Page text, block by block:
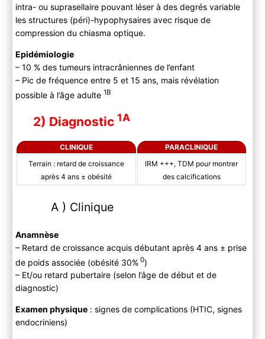
intra- ou suprasellaire pouvant léser à des degrés variable
les structures (péri)-hypophysaires avec risque de
compression du chiasma optique.
Epidémiologie
– 10 % des tumeurs intracrâniennes de l’enfant
– Pic de fréquence entre 5 et 15 ans, mais révélation
possible à l’âge adulte 1B
2) Diagnostic 1A
CLINIQUE
PARACLINIQUE
Terrain : retard de croissance
après 4 ans ± obésité
IRM +++, TDM pour montrer
des calcifications
A ) Clinique
Anamnèse
– Retard de croissance acquis débutant après 4 ans ± prise
de poids associée (obésité 30% 0)
– Et/ou retard pubertaire (selon l’âge de début et de
diagnostic)
Examen physique: signes de complications (HTIC, signes
endocriniens)